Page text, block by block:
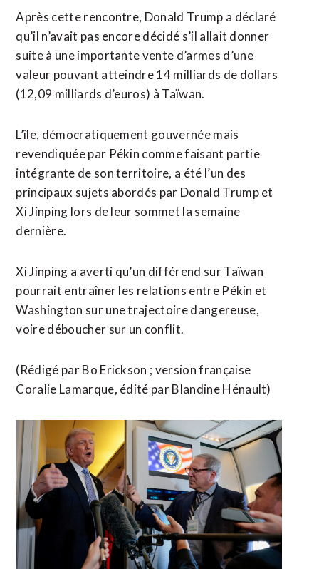
Après cette rencontre, Donald Trump ​a déclaré ​
qu’il n’avait pas encore décidé s’il allait donner
suite à ​une importante vente d’armes d’une
valeur pouvant atteindre 14 milliards de dollars
(12,09 milliards ‌d’euros) à ​Taïwan.
L’île, démocratiquement gouvernée mais
revendiquée par Pékin comme faisant partie
intégrante ​de son territoire, a été l’un des
principaux sujets abordés par Donald Trump et
Xi Jinping lors de leur sommet la semaine
dernière.
Xi Jinping a averti qu’un différend sur Taïwan
pourrait entraîner les ⁠relations entre Pékin et
Washington sur une trajectoire dangereuse,
voire déboucher sur un conflit.
(Rédigé par ​Bo Erickson ; version française
Coralie Lamarque, ​édité par Blandine Hénault)